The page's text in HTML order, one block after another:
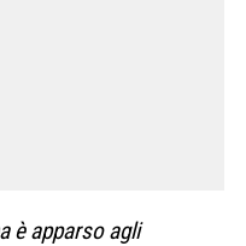
è apparso agli